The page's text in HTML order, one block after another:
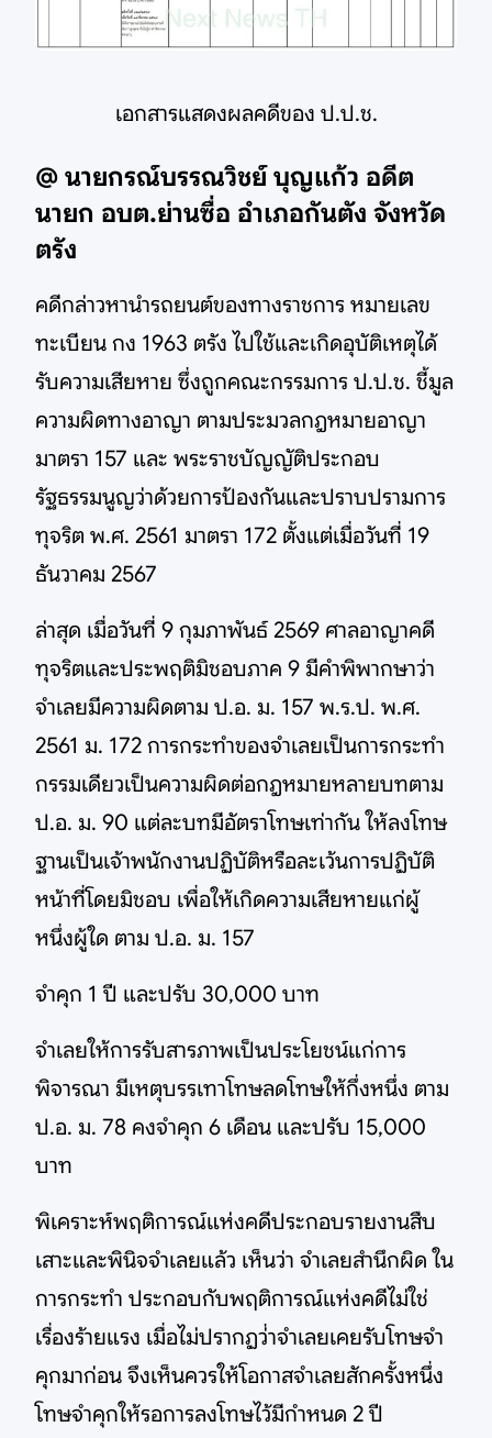
เอกสารแสดงผลคดีของ ป.ป.ช.
@ นายกรณ์บรรณวิชย์ บุญแก้ว อดีต
นายก อบต.ย่านซื่อ อำเภอกันตัง จังหวัด
ตรัง
คดีกล่าวหานำรถยนต์ของทางราชการ หมายเลข
ทะเบียน กง 1963 ตรัง ไปใช้และเกิดอุบัติเหตุได้
รับความเสียหาย ซึ่งถูกคณะกรรมการ ป.ป.ช. ชี้มูล
ความผิดทางอาญา ตามประมวลกฎหมายอาญา
มาตรา 157 และ พระราชบัญญัติประกอบ
รัฐธรรมนูญว่าด้วยการป้องกันและปราบปรามการ
ทุจริต พ.ศ. 2561 มาตรา 172 ตั้งแต่เมื่อวันที่ 19
ธันวาคม 2567
ล่าสุด เมื่อวันที่ 9 กุมภาพันธ์ 2569 ศาลอาญาคดี
ทุจริตและประพฤติมิชอบภาค 9 มีคำพิพากษาว่า
จำเลยมีความผิดตาม ป.อ. ม. 157 พ.ร.ป. พ.ศ.
2561 ม. 172 การกระทำของจำเลยเป็นการกระทำ
กรรมเดียวเป็นความผิดต่อกฎหมายหลายบทตาม
ป.อ. ม. 90 แต่ละบทมีอัตราโทษเท่ากัน ให้ลงโทษ
ฐานเป็นเจ้าพนักงานปฏิบัติหรือละเว้นการปฏิบัติ
หน้าที่โดยมิชอบ เพื่อให้เกิดความเสียหายแก่ผู้
หนึ่งผู้ใด ตาม ป.อ. ม. 157
จำคุก 1 ปี และปรับ 30,000 บาท
จำเลยให้การรับสารภาพเป็นประโยชน์แก่การ
พิจารณา มีเหตุบรรเทาโทษลดโทษให้กึ่งหนึ่ง ตาม
ป.อ. ม. 78 คงจำคุก 6 เดือน และปรับ 15,000
บาท
พิเคราะห์พฤติการณ์แห่งคดีประกอบรายงานสืบ
เสาะและพินิจจำเลยแล้ว เห็นว่า จำเลยสำนึกผิด ใน
การกระทำ ประกอบกับพฤติการณ์แห่งคดีไม่ใช่
เรื่องร้ายแรง เมื่อไม่ปรากฏว่่าจำเลยเคยรับโทษจำ
คุกมาก่อน จึงเห็นควรให้โอกาสจำเลยสักครั้งหนึ่ง
โทษจำคุกให้รอการลงโทษไว้มีกำหนด 2 ปี